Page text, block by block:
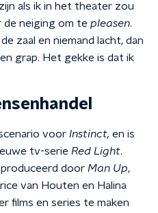
als ik in het theater zou
de neiging om te pleasen.
zaal en niemand lacht, dan
grap. Het gekke is dat ik
voor Instinct, en is
tv-serie Red Light.
door Man Up,
van Houten en Halina
films en series te maken